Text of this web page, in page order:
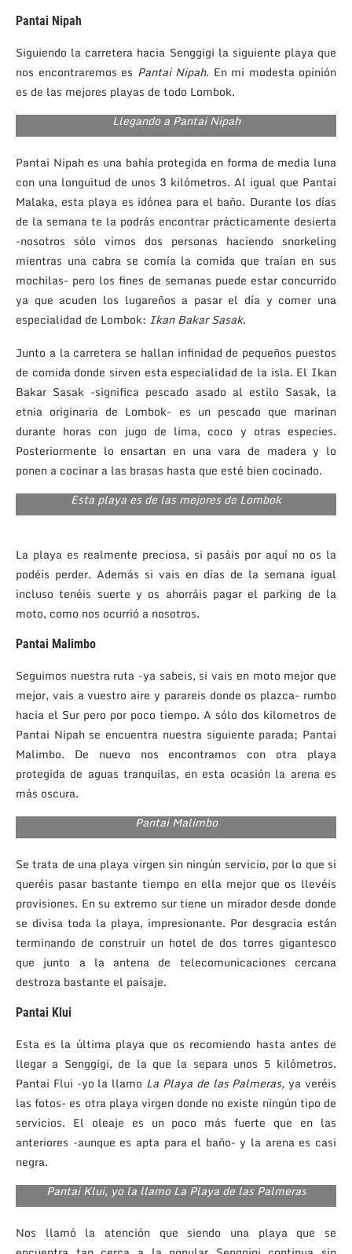
Pantai Nipah
Siguiendo la carretera hacia Senggigi la siguiente playa que
nos encontraremos es Pantai Nipah. En mi modesta opinión
es de las mejores playas de todo Lombok.
Llegando a Pantai Nipah
Pantai Nipah es una bahía protegida en forma de media luna
con una longuitud de unos 3 kilómetros. Al igual que Pantai
Malaka, esta playa es idónea para el baño. Durante los días
de la semana te la podrás encontrar prácticamente desierta
-nosotros sólo vimos dos personas haciendo snorkeling
mientras una cabra se comía la comida que traían en sus
mochilas- pero los fines de semanas puede estar concurrido
ya que acuden los lugareños a pasar el día y comer una
especialidad de Lombok: Ikan Bakar Sasak.
Junto a la carretera se hallan infinidad de pequeños puestos
de comida donde sirven esta especialidad de la isla. El Ikan
Bakar Sasak -significa pescado asado al estilo Sasak, la
etnia originaria de Lombok- es un pescado que marinan
durante horas con jugo de lima, coco y otras especies.
Posteriormente lo ensartan en una vara de madera y lo
ponen a cocinar a las brasas hasta que esté bien cocinado.
Esta playa es de las mejores de Lombok
La playa es realmente preciosa, si pasáis por aquí no os la
podéis perder. Además si vais en días de la semana igual
incluso tenéis suerte y os ahorráis pagar el parking de la
moto, como nos ocurrió a nosotros.
Pantai Malimbo
Seguimos nuestra ruta -ya sabeis, si vais en moto mejor que
mejor, vais a vuestro aire y parareis donde os plazca- rumbo
hacia el Sur pero por poco tiempo. A sólo dos kilometros de
Pantai Nipah se encuentra nuestra siguiente parada; Pantai
Malimbo. De nuevo nos encontramos con otra playa
protegida de aguas tranquilas, en esta ocasión la arena es
más oscura.
Pantai Malimbo
Se trata de una playa virgen sin ningún servicio, por lo que si
queréis pasar bastante tiempo en ella mejor que os llevéis
provisiones. En su extremo sur tiene un mirador desde donde
se divisa toda la playa, impresionante. Por desgracia están
terminando de construir un hotel de dos torres gigantesco
que junto a la antena de telecomunicaciones cercana
destroza bastante el paisaje.
Pantai Klui
Esta es la última playa que os recomiendo hasta antes de
llegar a Senggigi, de la que la separa unos 5 kilómetros.
Pantai Flui -yo la llamo La Playa de las Palmeras, ya veréis
las fotos- es otra playa virgen donde no existe ningún tipo de
servicios. El oleaje es un poco más fuerte que en las
anteriores -aunque es apta para el baño- y la arena es casi
negra.
Pantai Klui, yo la llamo La Playa de las Palmeras
Nos llamó la atención que siendo una playa que se